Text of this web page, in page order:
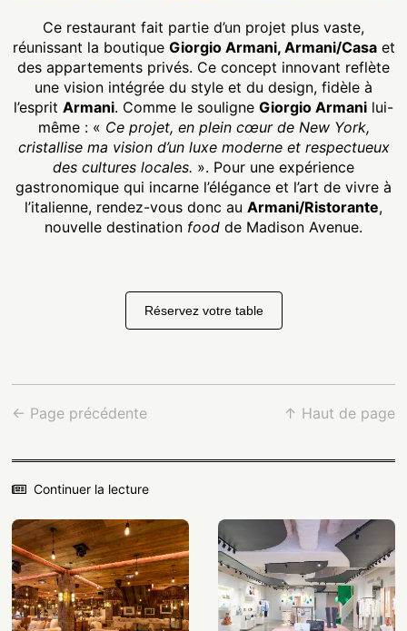
Ce restaurant fait partie d’un projet plus vaste,
réunissant la boutique Giorgio Armani, Armani/Casaet
des appartements privés. Ce concept innovant reflète
une vision intégrée du style et du design, fidèle à
l’esprit Armani. Comme le souligne Giorgio Armani lui-
même : « Ce projet, en plein cœur de New York,
cristallise ma vision d’un luxe moderne et respectueux
des cultures locales. ». Pour une expérience
gastronomique qui incarne l’élégance et l’art de vivre à
l’italienne, rendez-vous donc au Armani/Ristorante,
nouvelle destination food de Madison Avenue.
Réservez votre table
← Page précédente ↑ Haut de page
Continuer la lecture